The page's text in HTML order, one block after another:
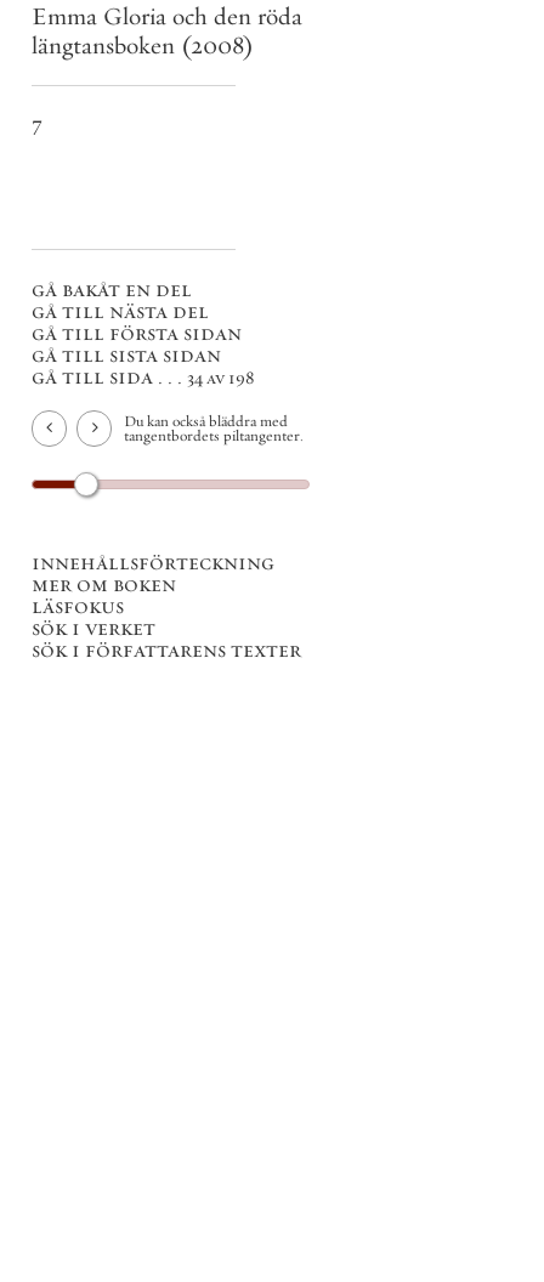
Emma Gloria och den röda
längtansboken (2008)
7
gå bakåt en del
gå till nästa del
gå till första sidan
gå till sista sidan
gå till sida . . . 34 av 198
Du kan också bläddra med
tangentbordets piltangenter.
innehållsförteckning
mer om boken
läsfokus
sök i verket
sök i författarens texter